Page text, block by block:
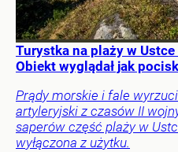
Turystka na plaży w Ustce
Obiekt wyglądał jak
Prądy morskie i fale
artyleryjski z czasów II
saperów część plaży w
wyłączona z użytku.